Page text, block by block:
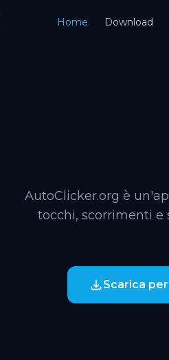
Home Download
AutoClicker.org è
tocchi, scorrimenti e
Scarica